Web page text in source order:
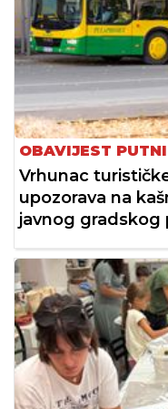
OBAVIJEST
Vrhunac
upozorava na
javnog gradskog